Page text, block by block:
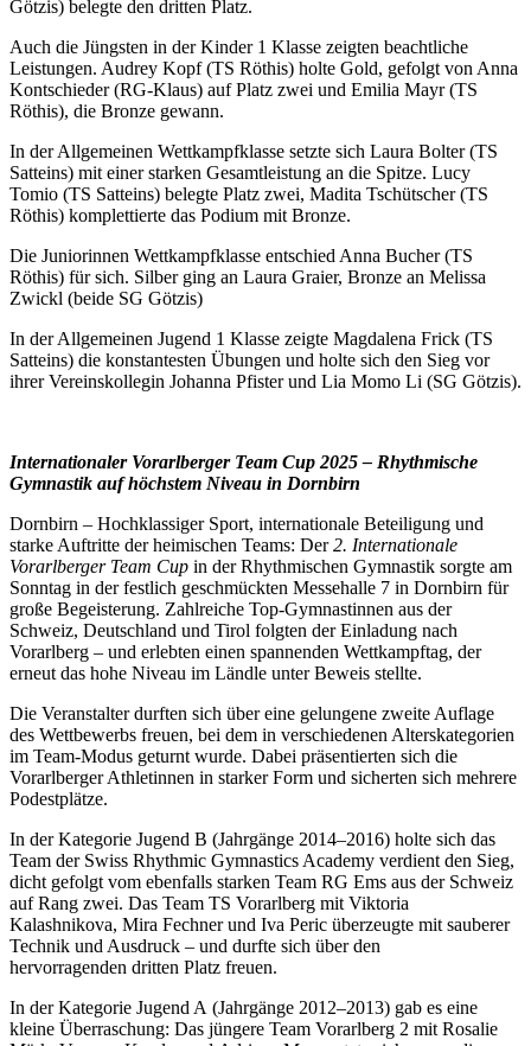
Götzis) belegte den dritten Platz.
Auch die Jüngsten in der Kinder 1 Klasse zeigten beachtliche
Leistungen. Audrey Kopf (TS Röthis) holte Gold, gefolgt von Anna
Kontschieder (RG-Klaus) auf Platz zwei und Emilia Mayr (TS
Röthis), die Bronze gewann.
In der Allgemeinen Wettkampfklasse setzte sich Laura Bolter (TS
Satteins) mit einer starken Gesamtleistung an die Spitze. Lucy
Tomio (TS Satteins) belegte Platz zwei, Madita Tschütscher (TS
Röthis) komplettierte das Podium mit Bronze.
Die Juniorinnen Wettkampfklasse entschied Anna Bucher (TS
Röthis) für sich. Silber ging an Laura Graier, Bronze an Melissa
Zwickl (beide SG Götzis)
In der Allgemeinen Jugend 1 Klasse zeigte Magdalena Frick (TS
Satteins) die konstantesten Übungen und holte sich den Sieg vor
ihrer Vereinskollegin Johanna Pfister und Lia Momo Li (SG Götzis).
Internationaler Vorarlberger Team Cup 2025 – Rhythmische
Gymnastik auf höchstem Niveau in Dornbirn
Dornbirn – Hochklassiger Sport, internationale Beteiligung und
starke Auftritte der heimischen Teams: Der 2. Internationale
Vorarlberger Team Cup in der Rhythmischen Gymnastik sorgte am
Sonntag in der festlich geschmückten Messehalle 7 in Dornbirn für
große Begeisterung. Zahlreiche Top-Gymnastinnen aus der
Schweiz, Deutschland und Tirol folgten der Einladung nach
Vorarlberg – und erlebten einen spannenden Wettkampftag, der
erneut das hohe Niveau im Ländle unter Beweis stellte.
Die Veranstalter durften sich über eine gelungene zweite Auflage
des Wettbewerbs freuen, bei dem in verschiedenen Alterskategorien
im Team-Modus geturnt wurde. Dabei präsentierten sich die
Vorarlberger Athletinnen in starker Form und sicherten sich mehrere
Podestplätze.
In der Kategorie Jugend B (Jahrgänge 2014–2016) holte sich das
Team der Swiss Rhythmic Gymnastics Academy verdient den Sieg,
dicht gefolgt vom ebenfalls starken Team RG Ems aus der Schweiz
auf Rang zwei. Das Team TS Vorarlberg mit Viktoria
Kalashnikova, Mira Fechner und Iva Peric überzeugte mit sauberer
Technik und Ausdruck – und durfte sich über den
hervorragenden dritten Platz freuen.
In der Kategorie Jugend A (Jahrgänge 2012–2013) gab es eine
kleine Überraschung: Das jüngere Team Vorarlberg 2 mit Rosalie